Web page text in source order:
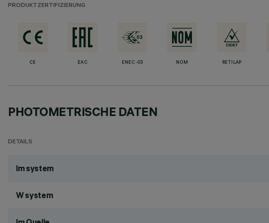
PRODUKTZERTIFIZIERUNG
CE EAC ENEC-03 NOM RETILAP
PHOTOMETRISCHE DATEN
DETAILS
lm system
W system